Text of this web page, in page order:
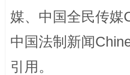
国家大学科技园优化重塑工作
媒、中国全民传媒
中国法制新闻
引用。